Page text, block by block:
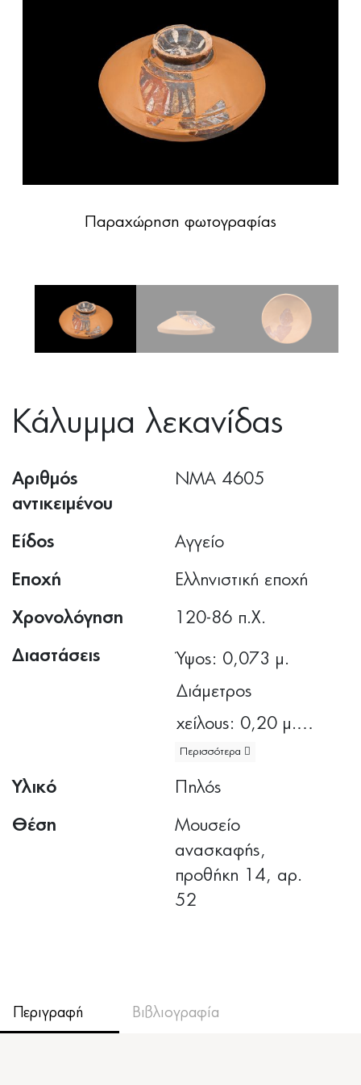
Παραχώρηση φωτογραφίας
Κάλυμμα λεκανίδας
Αριθμός
αντικειμένου
ΝΜΑ 4605
Είδος Αγγείο
Εποχή Ελληνιστική εποχή
Χρονολόγηση 120-86 π.Χ.
Διαστάσεις
Ύψος: 0,073 μ.
Διάμετρος
χείλους: 0,20 μ.
Διάμετρος λαβής:
0,072 μ.
Περισσότερα
Υλικό Πηλός
Θέση
Μουσείο
ανασκαφής,
προθήκη 14, αρ.
52
Περιγραφή Βιβλιογραφία